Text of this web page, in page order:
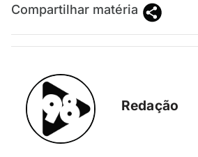
Compartilhar matéria
Redação